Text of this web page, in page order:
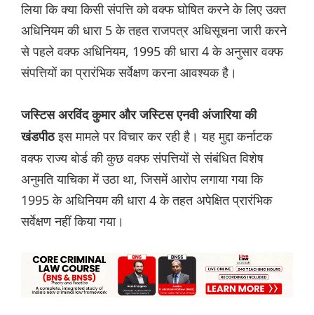
लिया कि क्या किसी संपत्ति को वक्फ घोषित करने के लिए उक्त
अधिनियम की धारा 5 के तहत राजपत्र अधिसूचना जारी करने
से पहले वक्फ अधिनियम, 1995 की धारा 4 के अनुसार वक्फ
संपत्तियों का प्रारंभिक सर्वेक्षण करना आवश्यक है।
जस्टिस अरविंद कुमार और जस्टिस एनवी अंजारिया की
खंडपीठइस मामले पर विचार कर रही है। यह मुद्दा कर्नाटक
वक्फ राज्य बोर्ड की कुछ वक्फ संपत्तियों से संबंधित विशेष
अनुमति याचिका में उठा था, जिसमें आरोप लगाया गया कि
1995 के अधिनियम की धारा 4 के तहत अपेक्षित प्रारंभिक
सर्वेक्षण नहीं किया गया।